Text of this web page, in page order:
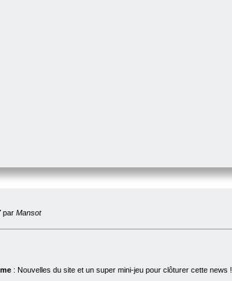
par Mansot
: Nouvelles du site et un super mini-jeu pour clôturer cette news !